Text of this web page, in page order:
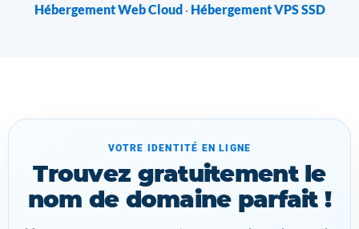
Hébergement Web Cloud · Hébergement VPS SSD
VOTRE IDENTITÉ EN LIGNE
Trouvez gratuitement le
nom de domaine parfait !